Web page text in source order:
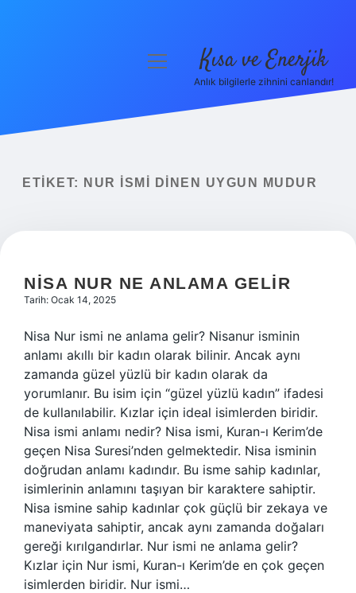
Yasal Uyarı
menüyü
Kısa ve Enerjik
Anlık bilgilerle zihnini canlandır!
ETIKET: NUR ISMI DINEN UYGUN MUDUR
NISA NUR NE ANLAMA GELIR
Tarih: Ocak 14, 2025
Nisa Nur ismi ne anlama gelir? Nisanur isminin
anlamı akıllı bir kadın olarak bilinir. Ancak aynı
zamanda güzel yüzlü bir kadın olarak da
yorumlanır. Bu isim için “güzel yüzlü kadın” ifadesi
de kullanılabilir. Kızlar için ideal isimlerden biridir.
Nisa ismi anlamı nedir? Nisa ismi, Kuran-ı Kerim’de
geçen Nisa Suresi’nden gelmektedir. Nisa isminin
doğrudan anlamı kadındır. Bu isme sahip kadınlar,
isimlerinin anlamını taşıyan bir karaktere sahiptir.
Nisa ismine sahip kadınlar çok güçlü bir zekaya ve
maneviyata sahiptir, ancak aynı zamanda doğaları
gereği kırılgandırlar. Nur ismi ne anlama gelir?
Kızlar için Nur ismi, Kuran-ı Kerim’de en çok geçen
isimlerden biridir. Nur ismi…